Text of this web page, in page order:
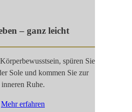
– ganz leicht
spüren Sie
Sole und kommen Sie zur
inneren Ruhe.
Mehr erfahren